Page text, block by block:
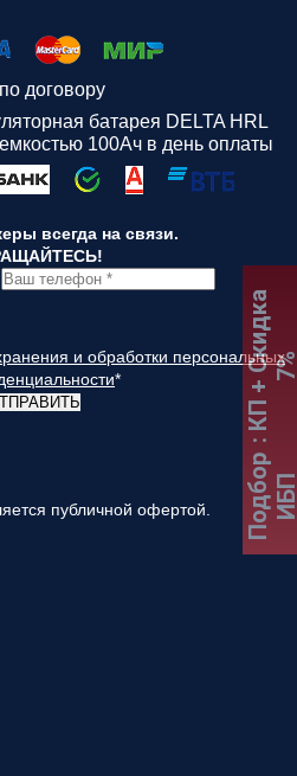
договору
батарея DELTA HRL
100Ач в день оплаты
всегда на связи.
и обработки персональных
*
публичной офертой. Подбор
:
К
П
+
С
к
и
д
к
а
7